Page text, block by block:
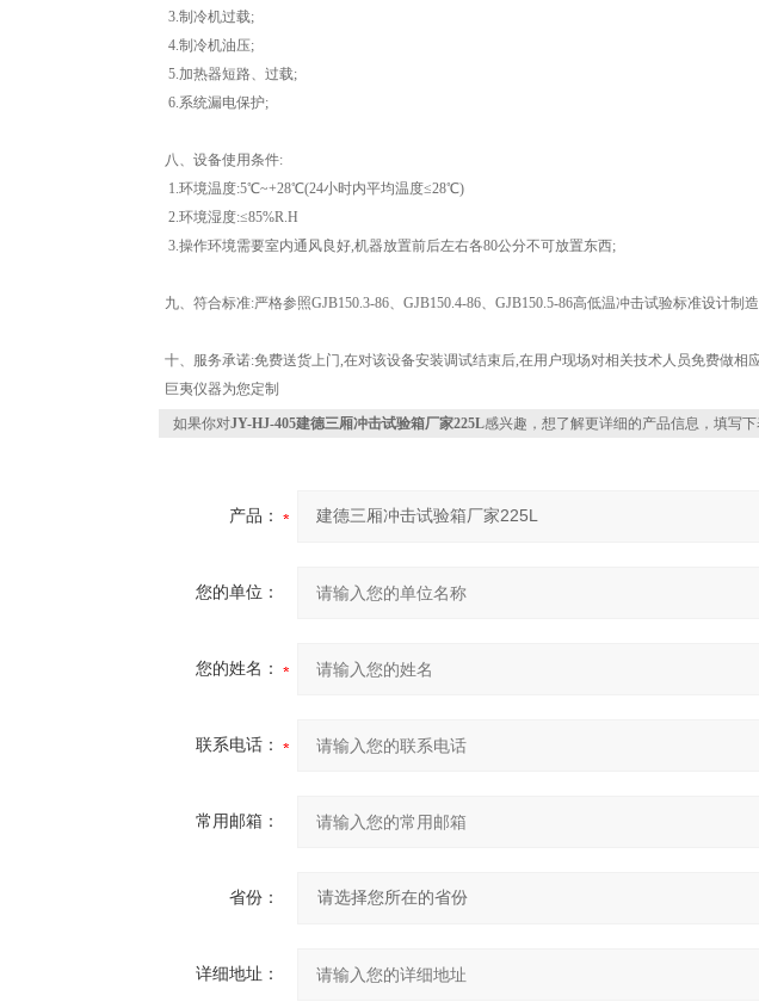
3.制冷机过载;
4.制冷机油压;
5.加热器短路、过载;
6.系统漏电保护;
八、设备使用条件:
1.环境温度:5℃~+28℃(24小时内平均温度≤28℃)
2.环境湿度:≤85%R.H
3.操作环境需要室内通风良好,机器放置前后左右各80公分不可放置东西;
九、符合标准:严格参照GJB150.3-86、GJB150.4-86、GJB150.5-86高低温冲击试验标准设计制
十、服务承诺:免费送货上门,在对该设备安装调试结束后,在用户现场对相关技术人员免费做相
巨夷仪器为您定制
如果你对JY-HJ-405建德三厢冲击试验箱厂家225L感兴趣，想了解更详细的产品信息，填写下
产品：
您的单位：
您的姓名：
联系电话：
常用邮箱：
省份：
详细地址：